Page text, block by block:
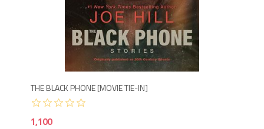
THE BLACK PHONE [MOVIE TIE-IN]
1,100